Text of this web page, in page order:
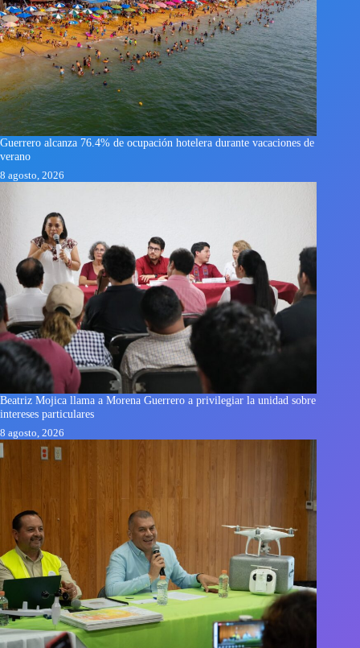
Guerrero alcanza 76.4% de ocupación hotelera durante vacaciones de
verano
8 agosto, 2026
Beatriz Mojica llama a Morena Guerrero a privilegiar la unidad sobre
intereses particulares
8 agosto, 2026